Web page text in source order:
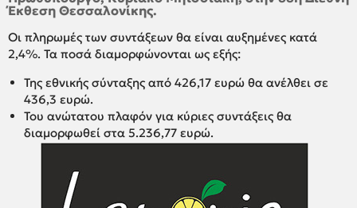
Έκθεση Θεσσαλονίκης.
Οι πληρωμές των συντάξεων θα είναι αυξημένες κατά
2,4%. Τα ποσά διαμορφώνονται ως εξής:
Της εθνικής σύνταξης από 426,17 ευρώ θα ανέλθει σε
436,3 ευρώ.
Του ανώτατου πλαφόν για κύριες συντάξεις θα
διαμορφωθεί στα 5.236,77 ευρώ.